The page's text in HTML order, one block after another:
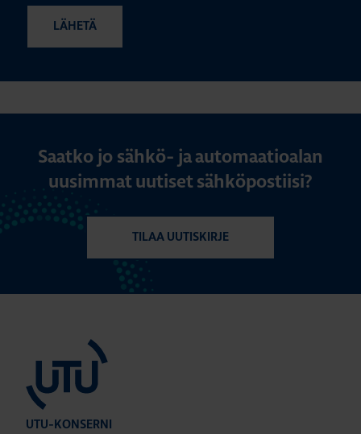
Saatko jo sähkö- ja automaatioalan
uusimmat uutiset sähköpostiisi?
TILAA UUTISKIRJE
UTU-KONSERNI